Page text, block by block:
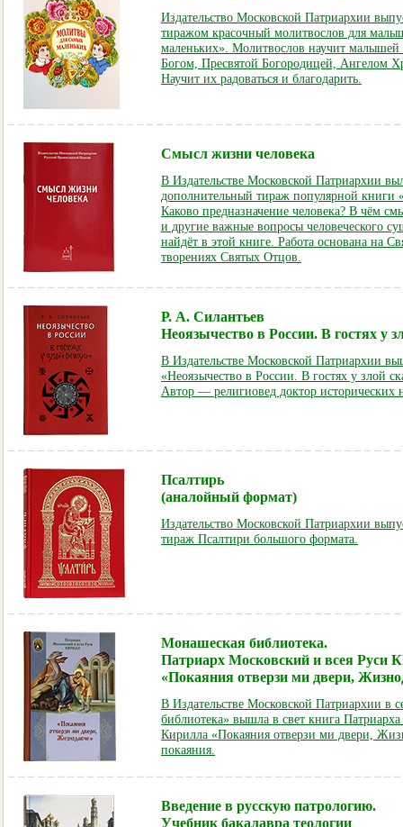
Издательство Московской Патриархии
тиражом красочный молитвослов для
маленьких». Молитвослов научит
Богом, Пресвятой Богородицей, Ангелом
Научит их радоваться и благодарить.
Смысл жизни человека
В Издательстве Московской Патриархии
дополнительный тираж популярной книги
Каково предназначение человека? В чём
и другие важные вопросы человеческого
найдёт в этой книге. Работа основана на
творениях Святых Отцов.
Р. А. Силантьев
Неоязычество в России. В гостях у
В Издательстве Московской Патриархии
«Неоязычество в России. В гостях у злой
Автор — религиовед доктор исторических
Псалтирь
(аналойный формат)
Издательство Московской Патриархии
тираж Псалтири большого формата.
Монашеская библиотека.
Патриарх Московский и всея
«Покаяния отверзи ми двери,
В Издательстве Московской Патриархии в
библиотека» вышла в свет книга
Кирилла «Покаяния отверзи ми двери,
покаяния.
Введение в русскую патрологию.
Учебник бакалавра теологии